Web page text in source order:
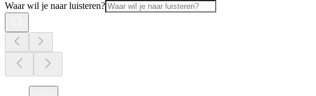
Waar wil je naar luisteren?